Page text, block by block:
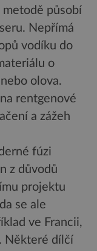
působí
Nepřímá
vodíku do
o
olova.
rentgenové
a zážeh
fúzi
z důvodů
projektu
se ale
ve Francii,
Některé dílčí